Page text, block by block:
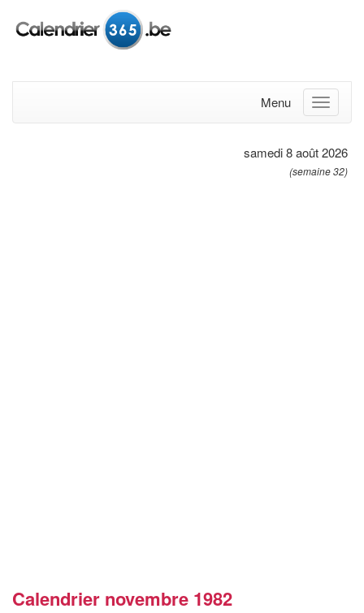
Menu
samedi 8 août 2026
(semaine 32)
Calendrier novembre 1982